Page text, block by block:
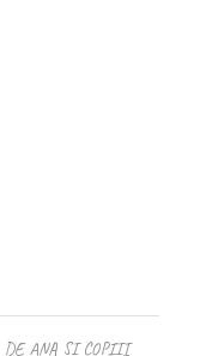
DE ANA SI COPIII